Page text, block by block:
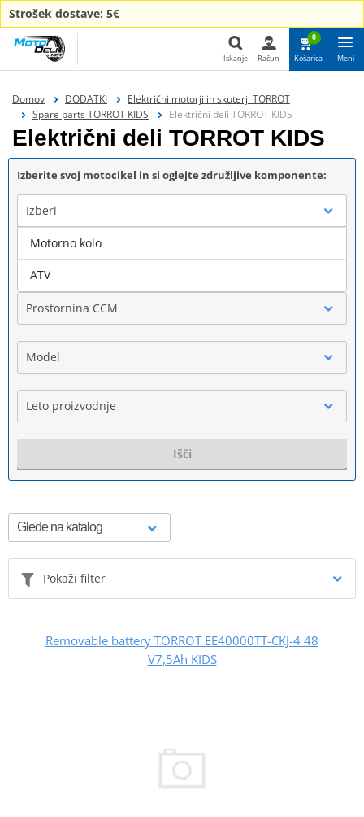
Strošek dostave: 5€
Iskanje Račun
0
Košarica Meni
Domov DODATKI
Električni motorji in skuterji TORROT
Spare parts TORROT KIDS
Električni deli TORROT KIDS
Električni deli TORROT KIDS
Izberite svoj motocikel in si oglejte združljive komponente:
Izberi
Blagovna znamka
Prostornina CCM
Model
Leto proizvodnje
Išči
Pokaži filter
Removable battery TORROT EE40000TT-CKJ-4 48
V7,5Ah KIDS
Motorno kolo
ATV